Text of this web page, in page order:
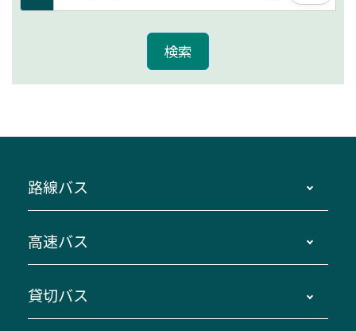
路線バス
主要停留所案内図・時刻表
路線バスのご利用方法
高速バス
南紀・VISON～横浜・東京・埼玉
貸切バス